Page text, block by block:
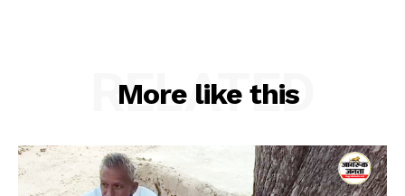
Subscription Plans
My account
More like this
RELATED